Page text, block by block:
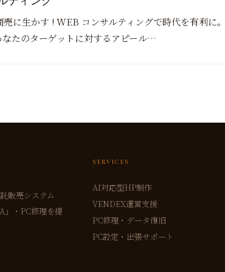
に生かす ! WEB コンサルティングで時代を有利に
なたのターゲットに対するアピール…
販売システム
」・PC修理を提
SERVICES
AI対応型HP制作
VENDEX運営支援
PC修理・データ復旧
PC設定・出張サポート